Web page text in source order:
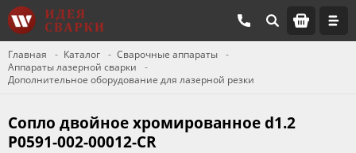
Главная Каталог
Сварочные аппараты
Аппараты лазерной сварки
Дополнительное оборудование для лазерной резки
Сопло двойное хромированное d1.2
P0591-002-00012-CR